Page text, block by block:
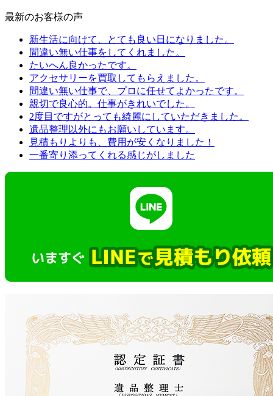
最新のお客様の声
新生活に向けて、とても良い日になりました。
間違い無い仕事をしてくれました。
たいへん良かったです。
アクセサリーを買取してもらえました。
間違い無い仕事で、プロに任せてよかったです。
親切で良心的。仕事がきれいでした。
2度目ですがとっても綺麗にしていただきました。
遺品整理以外にもお願いしています。
見積もりよりも、費用が安くなりました！
一番寄り添ってくれる感じがしました